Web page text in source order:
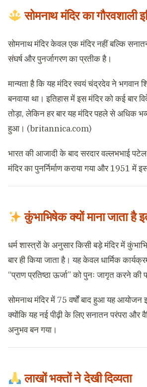
सोमनाथ मंदिर का गौरवशाली
सोमनाथ मंदिर केवल एक मंदिर नहीं बल्कि
संघर्ष और पुनर्जागरण का प्रतीक है।
मान्यता है कि यह मंदिर स्वयं चंद्रदेव ने भगवान
बनवाया था। इतिहास में इस मंदिर को कई बार
तोड़ा, लेकिन हर बार यह मंदिर पहले से अधिक
हुआ। (britannica.com)
भारत की आजादी के बाद सरदार वल्लभभाई
मंदिर का पुनर्निर्माण कराया गया और 1951 में
कुंभाभिषेक क्यों माना जाता है
धर्म शास्त्रों के अनुसार किसी बड़े मंदिर में
बार ही किया जाता है। यह केवल धार्मिक
“प्राण प्रतिष्ठा ऊर्जा” को पुनः जागृत करने की
सोमनाथ मंदिर में 75 वर्षों बाद हुआ यह आयोजन
क्योंकि यह नई पीढ़ी के लिए सनातन परंपरा और
अनुभव बन गया।
लाखों भक्तों ने देखी दिव्यता